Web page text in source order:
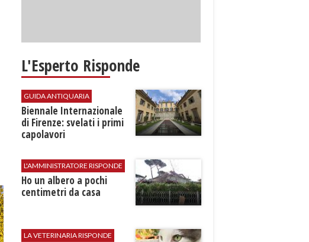
L'Esperto Risponde
GUIDA ANTIQUARIA
Biennale Internazionale
di Firenze: svelati i primi
capolavori
L'AMMINISTRATORE RISPONDE
Ho un albero a pochi
centimetri da casa
LA VETERINARIA RISPONDE